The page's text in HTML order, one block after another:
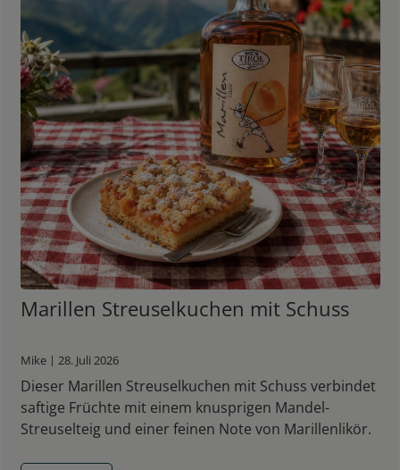
Marillen Streuselkuchen mit Schuss
Mike | 28. Juli 2026
Dieser Marillen Streuselkuchen mit Schuss verbindet
saftige Früchte mit einem knusprigen Mandel-
Streuselteig und einer feinen Note von Marillenlikör.